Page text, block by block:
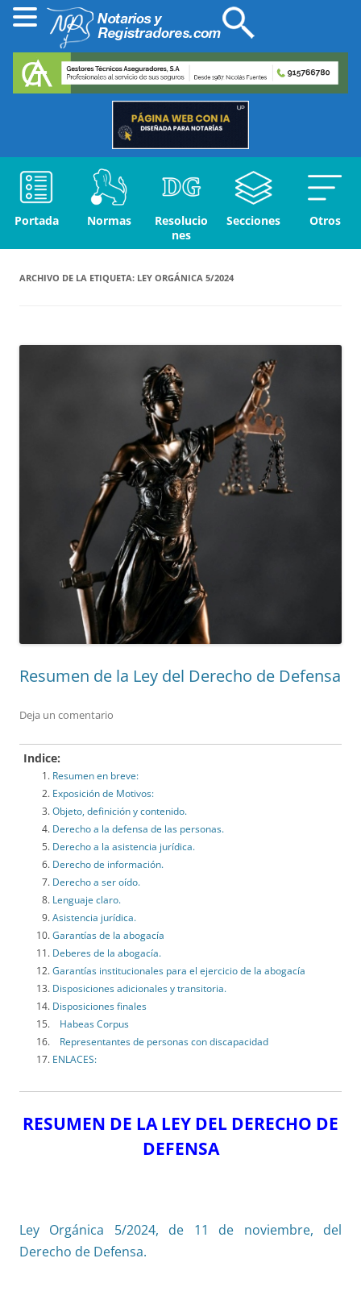
Portada Normas
Resolucio
nes
Secciones Otros
ARCHIVO DE LA ETIQUETA: LEY ORGÁNICA 5/2024
Resumen de la Ley del Derecho de Defensa
Deja un comentario
Indice:
Resumen en breve:
Exposición de Motivos:
Objeto, definición y contenido.
Derecho a la defensa de las personas.
Derecho a la asistencia jurídica.
Derecho de información.
Derecho a ser oído.
Lenguaje claro.
Asistencia jurídica.
Garantías de la abogacía
Deberes de la abogacía.
Garantías institucionales para el ejercicio de la abogacía
Disposiciones adicionales y transitoria.
Disposiciones finales
Habeas Corpus
Representantes de personas con discapacidad
ENLACES:
RESUMEN DE LA LEY DEL DERECHO DE
DEFENSA
Ley Orgánica 5/2024, de 11 de noviembre, del
Derecho de Defensa.